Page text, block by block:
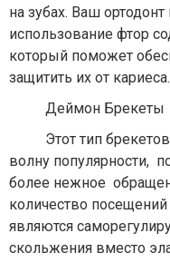
на зубах. Ваш
использование фтор
который поможет
защитить их от кариеса.
Деймон Брекеты
Этот тип брекетов
волну популярности,
более нежное
количество
являются
скольжения вместо